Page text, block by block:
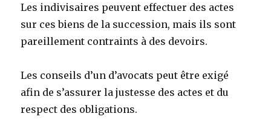
Les indivisaires peuvent effectuer des actes
sur ces biens de la succession, mais ils sont
pareillement contraints à des devoirs.
Les conseils d’un d’avocats peut être exigé
afin de s’assurer la justesse des actes et du
respect des obligations.